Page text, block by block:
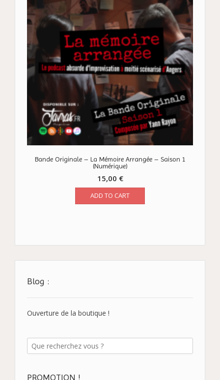
Bande Originale – La Mémoire Arrangée – Saison 1
(Numérique)
15,00 €
ADD TO CART
Blog :
Ouverture de la boutique !
PROMOTION !